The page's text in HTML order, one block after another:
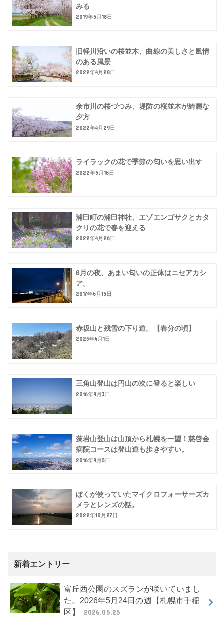
みる
2019年5月18日
旧軽川沿いの桜並木、曲線の美しさと風情
のある風景
2022年4月28日
余市川の桜づつみ、堤防の桜並木が綺麗な
夕方
2022年4月29日
ライラックの花で季節の匂いを思い出す
2022年5月16日
浦臼町の浦臼神社、エゾエンゴサクとカタ
クリの花で春を迎える
2022年4月26日
6月の夜、あまい匂いの正体はニセアカシ
ア。
2017年6月15日
赤坂山と残雪の下り道。【春分の頃】
2023年4月1日
三角山登山は円山の次に登ると楽しい
2016年9月3日
藻岩山登山は山頂から札幌を一望！慈啓会
病院コースは登山道も歩きやすい。
2016年9月5日
ぼくが使っていたマイクロフォーサーズカ
メラとレンズの話。
2022年10月27日
新着エントリー
富丘西公園のスズランが咲いていまし
た。2026年5月24日の週【札幌市手稲
区】
2026.05.25